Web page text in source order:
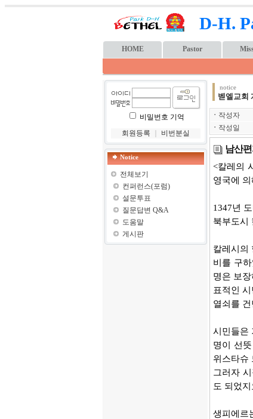
D-H.
HOME Pastor
비밀번호 기억
회원등록
비번분실
Notice
전체보기
컨퍼런스(포럼)
설문투표
질문답변 Q&A
도움말
게시판
notice
벧엘교회
ㆍ 작성자
ㆍ 작성일
남산편
<칼레의
영국에
1347년
북부도시
칼레시의
비를 구
명은 보
표적인
열쇠를
시민들은
명이 선
위스타슈
그러자
도 되었
생피에르